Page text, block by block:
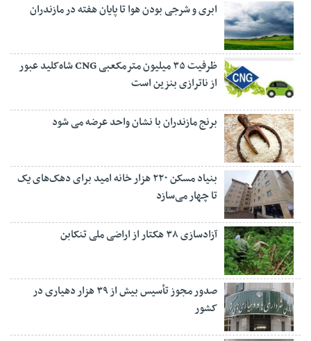
ابری و شرجی بودن هوا تا پایان هفته در مازندران
ظرفیت ۳۵ میلیون مترمکعبی CNG شاه‌کلید عبور
از ناترازی بنزین است
برنج مازندران با نشان واحد عرضه می شود
بنیاد مسکن ۲۲۰ هزار خانه امید برای دهک‌های یک
تا چهار می‌سازد
آزادسازی ۳۸ هکتار از اراضی ملی تنکابن
صدور مجوز تأسیس بیش از ۳۹ هزار دهیاری در
کشور